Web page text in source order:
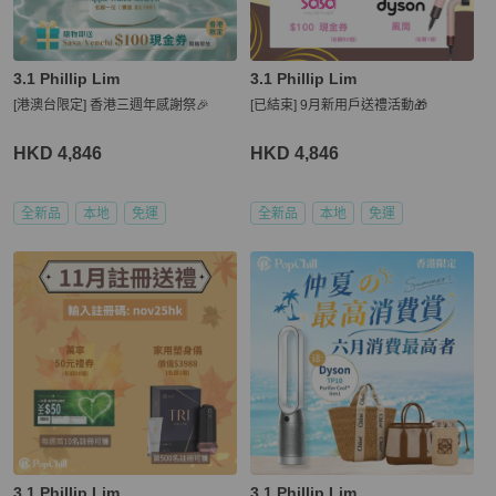
3.1 Phillip Lim
[港澳台限定] 香港三週年感謝祭🎉
HKD 4,846
全新品 本地 免運
3.1 Phillip Lim
[已結束] 9月新用戶送禮活動🎁
HKD 4,846
全新品 本地 免運
3.1 Phillip Lim 3.1 Phillip Lim